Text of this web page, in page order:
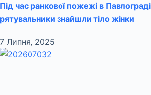
Під час ранкової пожежі в Павлограді
рятувальники знайшли тіло жінки
7 Липня, 2025